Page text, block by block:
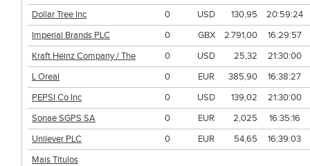
Dollar Tree Inc
0 USD 130,95
20:59:24
Imperial Brands PLC
0 GBX 2.791,00
16:29:57
Kraft Heinz Company / The
0 USD 25,32
21:30:00
L Oreal
0 EUR 385,90
16:38:27
PEPSI Co Inc
0 USD 139,02
21:30:00
Sonae SGPS SA
0 EUR 2,025
16:35:16
Unilever PLC
0 EUR 54,65
16:39:03
Mais Títulos